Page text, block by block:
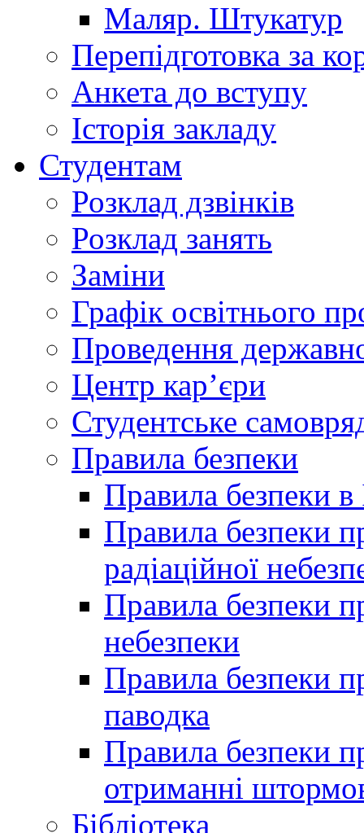
Маляр. Штукатур
Перепідготовка за
Анкета до вступу
Історія закладу
Студентам
Розклад дзвінків
Розклад занять
Заміни
Графік освітнього
Проведення
Центр кар’єри
Студентське
Правила безпеки
Правила безпеки в
Правила безпеки
радіаційної
Правила безпеки
небезпеки
Правила безпеки
паводка
Правила безпеки
отриманні
Бібліотека